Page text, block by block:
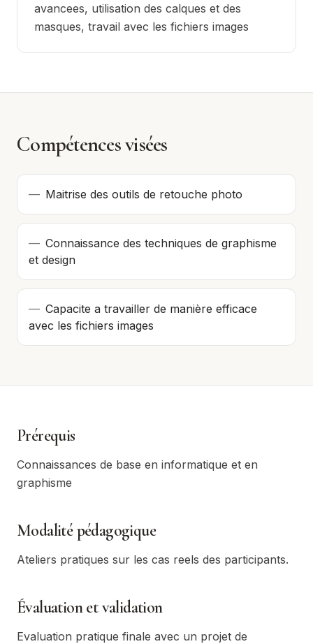
avancees, utilisation des calques et des
masques, travail avec les fichiers images
Compétences visées
— Maitrise des outils de retouche photo
— Connaissance des techniques de graphisme
et design
— Capacite a travailler de manière efficace
avec les fichiers images
Prérequis
Connaissances de base en informatique et en
graphisme
Modalité pédagogique
Ateliers pratiques sur les cas reels des participants.
Évaluation et validation
Evaluation pratique finale avec un projet de